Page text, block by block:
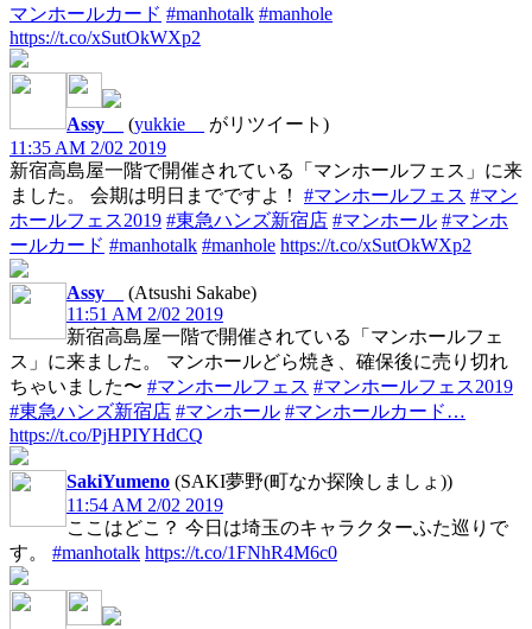
マンホールカード #manhotalk #manhole
https://t.co/xSutOkWXp2
Assy__ (yukkie__
がリツイート)
11:35 AM 2/02 2019
新宿高島屋一階で開催されている「マンホールフェス」に来
ました。 会期は明日までですよ！ #マンホールフェス #マン
ホールフェス2019 #東急ハンズ新宿店 #マンホール #マンホ
ールカード #manhotalk #manhole https://t.co/xSutOkWXp2
Assy__
(Atsushi Sakabe)
11:51 AM 2/02 2019
新宿高島屋一階で開催されている「マンホールフェ
ス」に来ました。 マンホールどら焼き、確保後に売り切れ
ちゃいました〜 #マンホールフェス #マンホールフェス2019
#東急ハンズ新宿店 #マンホール #マンホールカード…
https://t.co/PjHPIYHdCQ
SakiYumeno (SAKI夢野(町なか探険しましょ))
11:54 AM 2/02 2019
ここはどこ？ 今日は埼玉のキャラクターふた巡りで
す。 #manhotalk https://t.co/1FNhR4M6c0